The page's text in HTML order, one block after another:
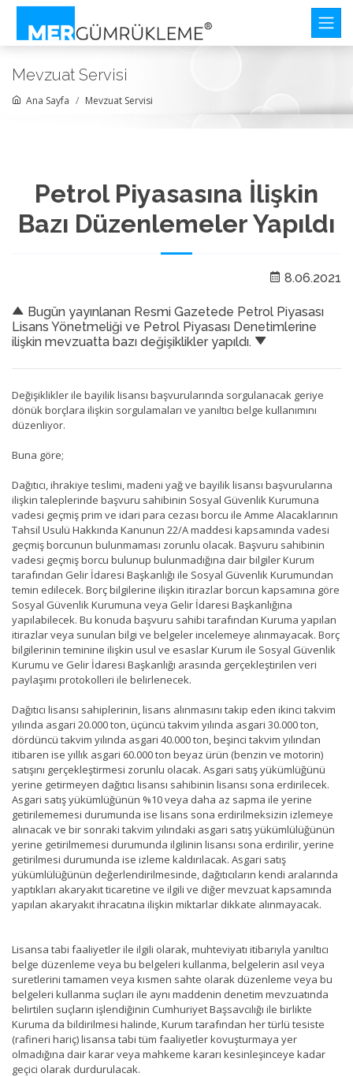
Mevzuat Servisi
Ana Sayfa Mevzuat Servisi
Petrol Piyasasına İlişkin
Bazı Düzenlemeler Yapıldı
8.06.2021
Bugün yayınlanan Resmi Gazetede Petrol Piyasası
Lisans Yönetmeliği ve Petrol Piyasası Denetimlerine
ilişkin mevzuatta bazı değişiklikler yapıldı.
Değişiklikler ile bayilik lisansı başvurularında sorgulanacak geriye
dönük borçlara ilişkin sorgulamaları ve yanıltıcı belge kullanımını
düzenliyor.
Buna göre;
Dağıtıcı, ihrakiye teslimi, madeni yağ ve bayilik lisansı başvurularına
ilişkin taleplerinde başvuru sahibinin Sosyal Güvenlik Kurumuna
vadesi geçmiş prim ve idari para cezası borcu ile Amme Alacaklarının
Tahsil Usulü Hakkında Kanunun 22/A maddesi kapsamında vadesi
geçmiş borcunun bulunmaması zorunlu olacak. Başvuru sahibinin
vadesi geçmiş borcu bulunup bulunmadığına dair bilgiler Kurum
tarafından Gelir İdaresi Başkanlığı ile Sosyal Güvenlik Kurumundan
temin edilecek. Borç bilgilerine ilişkin itirazlar borcun kapsamına göre
Sosyal Güvenlik Kurumuna veya Gelir İdaresi Başkanlığına
yapılabilecek. Bu konuda başvuru sahibi tarafından Kuruma yapılan
itirazlar veya sunulan bilgi ve belgeler incelemeye alınmayacak. Borç
bilgilerinin teminine ilişkin usul ve esaslar Kurum ile Sosyal Güvenlik
Kurumu ve Gelir İdaresi Başkanlığı arasında gerçekleştirilen veri
paylaşımı protokolleri ile belirlenecek.
Dağıtıcı lisansı sahiplerinin, lisans alınmasını takip eden ikinci takvim
yılında asgari 20.000 ton, üçüncü takvim yılında asgari 30.000 ton,
dördüncü takvim yılında asgari 40.000 ton, beşinci takvim yılından
itibaren ise yıllık asgari 60.000 ton beyaz ürün (benzin ve motorin)
satışını gerçekleştirmesi zorunlu olacak. Asgari satış yükümlüğünü
yerine getirmeyen dağıtıcı lisansı sahibinin lisansı sona erdirilecek.
Asgari satış yükümlüğünün %10 veya daha az sapma ile yerine
getirilememesi durumunda ise lisans sona erdirilmeksizin izlemeye
alınacak ve bir sonraki takvim yılındaki asgari satış yükümlülüğünün
yerine getirilmemesi durumunda ilgilinin lisansı sona erdirilir, yerine
getirilmesi durumunda ise izleme kaldırılacak. Asgari satış
yükümlülüğünün değerlendirilmesinde, dağıtıcıların kendi aralarında
yaptıkları akaryakıt ticaretine ve ilgili ve diğer mevzuat kapsamında
yapılan akaryakıt ihracatına ilişkin miktarlar dikkate alınmayacak.
Lisansa tabi faaliyetler ile ilgili olarak, muhteviyatı itibarıyla yanıltıcı
belge düzenleme veya bu belgeleri kullanma, belgelerin asıl veya
suretlerini tamamen veya kısmen sahte olarak düzenleme veya bu
belgeleri kullanma suçları ile aynı maddenin denetim mevzuatında
belirtilen suçların işlendiğinin Cumhuriyet Başsavcılığı ile birlikte
Kuruma da bildirilmesi halinde, Kurum tarafından her türlü tesiste
(rafineri hariç) lisansa tabi tüm faaliyetler kovuşturmaya yer
olmadığına dair karar veya mahkeme kararı kesinleşinceye kadar
geçici olarak durdurulacak.